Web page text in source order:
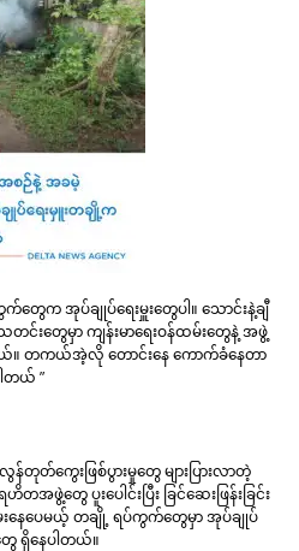
ေက အုပ်ချုပ်ရေးမှူးတွေပါ။ သောင်းနဲ့ချီ
တွေမှာ ကျန်းမာရေးဝန်ထမ်းတွေနဲ့ အဖွဲ့
တကယ်အဲ့လို တောင်းနေ ကောက်ခံနေတာ
တယ် ”
တ်ကွေးဖြစ်ပွားမှုတွေ များပြားလာတဲ့
အဖွဲ့တွေ ပူးပေါင်းပြီး ခြင်ဆေးဖြန်းခြင်း
နေပေမယ့် တချို့ ရပ်ကွက်တွေမှာ အုပ်ချုပ်
ေ ရှိနေပါတယ်။